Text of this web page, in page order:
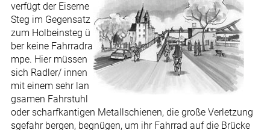
verfügt der Eiserne
Steg im Gegensatz
zum Holbeinsteg ü
ber keine Fahrradra
mpe. Hier müssen
sich Radler/ innen
mit einem sehr lan
gsamen Fahrstuhl
oder scharfkantigen Metallschienen, die große Verletzung
sgefahr bergen, begnügen, um ihr Fahrrad auf die Brücke